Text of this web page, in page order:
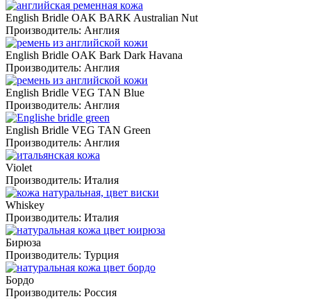
English Bridle OAK BARK Australian Nut
Производитель: Англия
English Bridle OAK Bark Dark Havana
Производитель: Англия
English Bridle VEG TAN Blue
Производитель: Англия
English Bridle VEG TAN Green
Производитель: Англия
Violet
Производитель: Италия
Whiskey
Производитель: Италия
Бирюза
Производитель: Турция
Бордо
Производитель: Россия